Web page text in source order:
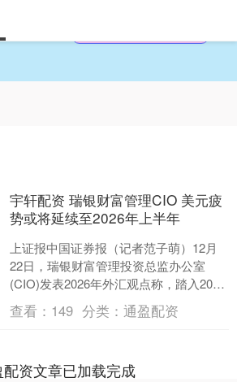
宇轩配资 瑞银财富管理CIO 美元疲
势或将延续至2026年上半年
上证报中国证券报（记者范子萌）12月
22日，瑞银财富管理投资总监办公室
(CIO)发表2026年外汇观点称，踏入2026
年，高企的美国双赤字和利率下行将持
续令美元....
查看： 149 分类：通盈配资
资文章已加载完成